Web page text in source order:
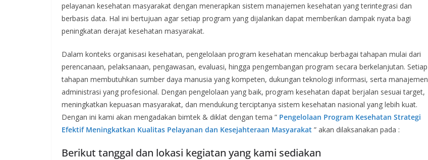
pelayanan kesehatan masyarakat dengan menerapkan sistem manajemen kesehatan yang terintegrasi dan
berbasis data. Hal ini bertujuan agar setiap program yang dijalankan dapat memberikan dampak nyata bagi
peningkatan derajat kesehatan masyarakat.
Dalam konteks organisasi kesehatan, pengelolaan program kesehatan mencakup berbagai tahapan mulai dari
perencanaan, pelaksanaan, pengawasan, evaluasi, hingga pengembangan program secara berkelanjutan. Setiap
tahapan membutuhkan sumber daya manusia yang kompeten, dukungan teknologi informasi, serta manajemen
administrasi yang profesional. Dengan pengelolaan yang baik, program kesehatan dapat berjalan sesuai target,
meningkatkan kepuasan masyarakat, dan mendukung terciptanya sistem kesehatan nasional yang lebih kuat.
Dengan ini kami akan mengadakan bimtek & diklat dengan tema ” Pengelolaan Program Kesehatan Strategi
Efektif Meningkatkan Kualitas Pelayanan dan Kesejahteraan Masyarakat ” akan dilaksanakan pada :
Berikut tanggal dan lokasi kegiatan yang kami sediakan